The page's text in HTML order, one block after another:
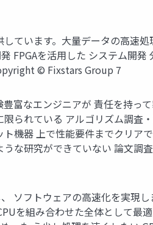
ています。大量データの高速
FPGAを活用した システム開
© Fixstars Group 7
富なエンジニアが 責任を持っ
られている アルゴリズム調査
機器 上で性能要件までクリア
な研究ができていない 論文調
ソフトウェアの高速化を実現
を組み合わせた全体として最